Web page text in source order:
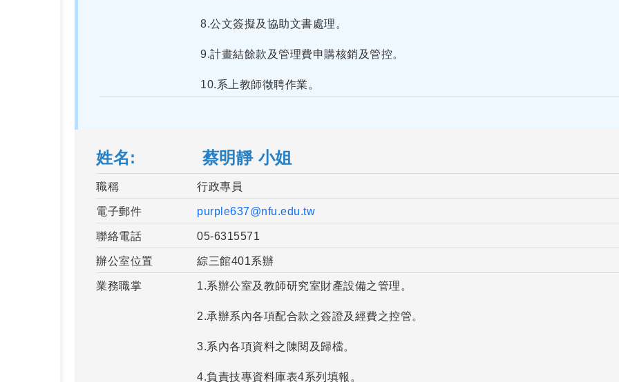
8.公文簽擬及協助文書處理。
9.計畫結餘款及管理費申購核銷及管控。
10.系上教師徵聘作業。
姓名 蔡明靜 小姐
職稱 行政專員
電子郵件 purple637@nfu.edu.tw
聯絡電話 05-6315571
辦公室位置 綜三館401系辦
業務職掌 1.系辦公室及教師研究室財產設備之管理。
2.承辦系內各項配合款之簽證及經費之控管。
3.系內各項資料之陳閱及歸檔。
4.負責技專資料庫表4系列填報。